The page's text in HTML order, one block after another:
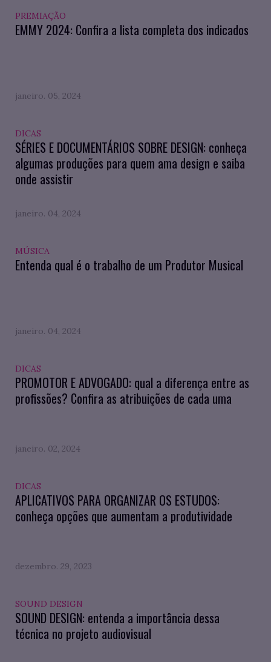
PREMIAÇÃO
EMMY 2024: Confira a lista completa dos indicados
janeiro. 05, 2024
DICAS
SÉRIES E DOCUMENTÁRIOS SOBRE DESIGN: conheça
algumas produções para quem ama design e saiba
onde assistir
janeiro. 04, 2024
MÚSICA
Entenda qual é o trabalho de um Produtor Musical
janeiro. 04, 2024
DICAS
PROMOTOR E ADVOGADO: qual a diferença entre as
profissões? Confira as atribuições de cada uma
janeiro. 02, 2024
DICAS
APLICATIVOS PARA ORGANIZAR OS ESTUDOS:
conheça opções que aumentam a produtividade
dezembro. 29, 2023
SOUND DESIGN
SOUND DESIGN: entenda a importância dessa
técnica no projeto audiovisual